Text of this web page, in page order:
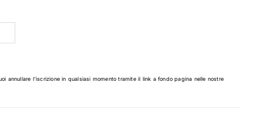
annullare l'iscrizione in qualsiasi momento tramite il link a fondo pagina nelle nostre